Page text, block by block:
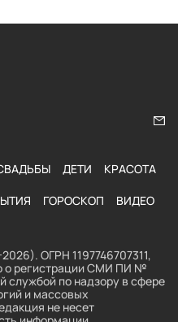
ДЕТИ КРАСОТА
ГОРОСКОП ВИДЕО
ОГРН 1197746707311,
о регистрации СМИ ПИ №
службой по надзору в сфере
и массовых
не несет